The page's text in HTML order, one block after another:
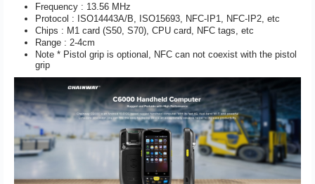
Frequency : 13.56 MHz
Protocol : ISO14443A/B, ISO15693, NFC-IP1, NFC-IP2, etc
Chips : M1 card (S50, S70), CPU card, NFC tags, etc
Range : 2-4cm
Note * Pistol grip is optional, NFC can not coexist with the pistol
grip